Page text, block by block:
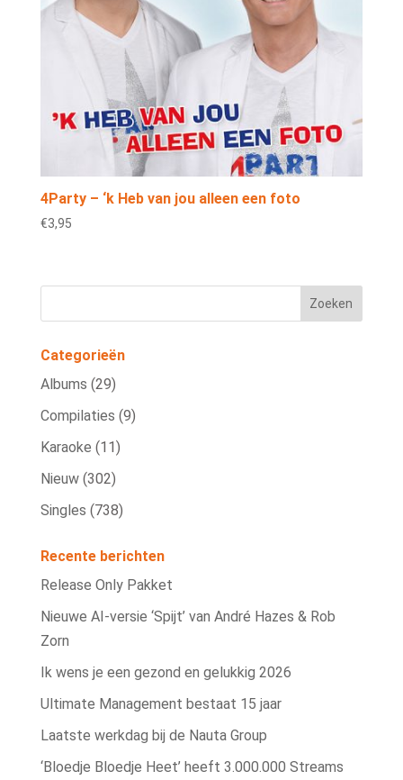
4Party – ‘k Heb van jou alleen een foto
€3,95
Categorieën
Albums (29)
Compilaties (9)
Karaoke (11)
Nieuw (302)
Singles (738)
Recente berichten
Release Only Pakket
Nieuwe AI‑versie ‘Spijt’ van André Hazes & Rob
Zorn
Ik wens je een gezond en gelukkig 2026
Ultimate Management bestaat 15 jaar
Laatste werkdag bij de Nauta Group
‘Bloedje Bloedje Heet’ heeft 3.000.000 Streams